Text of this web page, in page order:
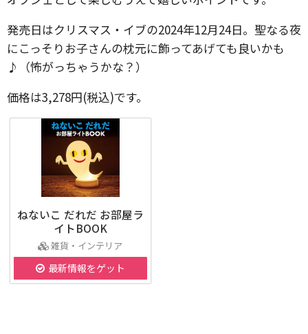
発売日はクリスマス・イブの2024年12月24日。聖なる夜
にこっそりお子さんの枕元に飾ってあげても良いかも
♪（怖がっちゃうかな？）
価格は3,278円(税込)です。
ねないこ だれだ お部屋ラ
イトBOOK
雑貨・インテリア
最新情報をゲット